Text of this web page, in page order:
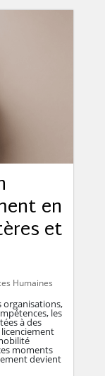
en
et
Humaines
organisations,
les
à des
moments
devient